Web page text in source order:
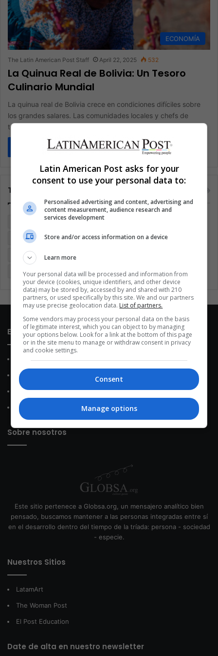
ECONOMÍA
The Latin American Post Staff April 22, 2025 532
La Quinua Real de Bolivia: Un Tesoro
Culinario Mundial
La quinua real de Bolivia crece en condiciones difíciles sobre
los grandes salares. Las comunidades locales y chefs de
todo…
Read More »
Tags
Brasil Cine
Coronavirus Covid 19 Cuarentena Deportes
Economía Entretenimiento
Memes (ES) Mundo México Música Politica
Enlaces de interés
Sobre Nosotros
Contacto
Política de Privacidad
Política de Cookies
Sobre nosotros
Este sitio pertenece a Globsa.org, un mensajero analítico bien
pensado, buscamos mantener a las personas integradas entre sí
en el desarrollo dentro del tiempo de la tríada: persona - sociedad
- especie.
Nuestros Sitios
LatamArt
The Woman Post
El Post Education
Date de alta en nuestro newsletter
Latin American Post asks for your
consent to use your personal data to:
Personalised advertising and content, advertising and
content measurement, audience research and
services development
Store and/or access information on a device
Learn more
Your personal data will be processed and information from
your device (cookies, unique identifiers, and other device
data) may be stored by, accessed by and shared with 210
partners, or used specifically by this site. We and our partners
may use precise geolocation data. List of partners.
Some vendors may process your personal data on the basis
of legitimate interest, which you can object to by managing
your options below. Look for a link at the bottom of this page
or in the site menu to manage or withdraw consent in privacy
and cookie settings.
Consent
Manage options